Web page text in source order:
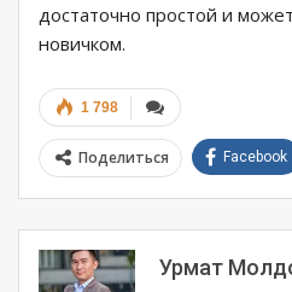
достаточно простой и
новичком.
1 798
Поделиться Facebook
Урмат